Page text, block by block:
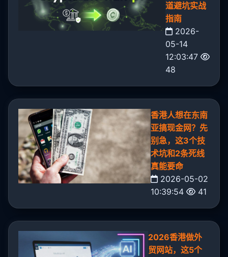
道避坑实战
指南
2026-
05-14
12:03:47
48
香港人想在东南
亚搞现金网？先
别急，这3个技
术坑和2条死线
真能要命
2026-05-02
10:39:54
41
2026香港做外
贸网站，这5个